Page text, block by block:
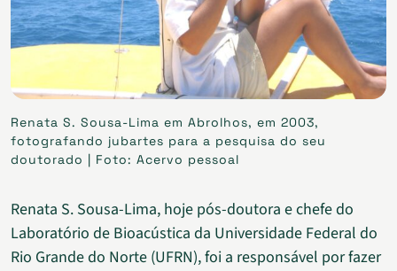
Renata S. Sousa-Lima em Abrolhos, em 2003,
fotografando jubartes para a pesquisa do seu
doutorado | Foto: Acervo pessoal
Renata S. Sousa-Lima, hoje pós-doutora e chefe do
Laboratório de Bioacústica da Universidade Federal do
Rio Grande do Norte (UFRN), foi a responsável por fazer